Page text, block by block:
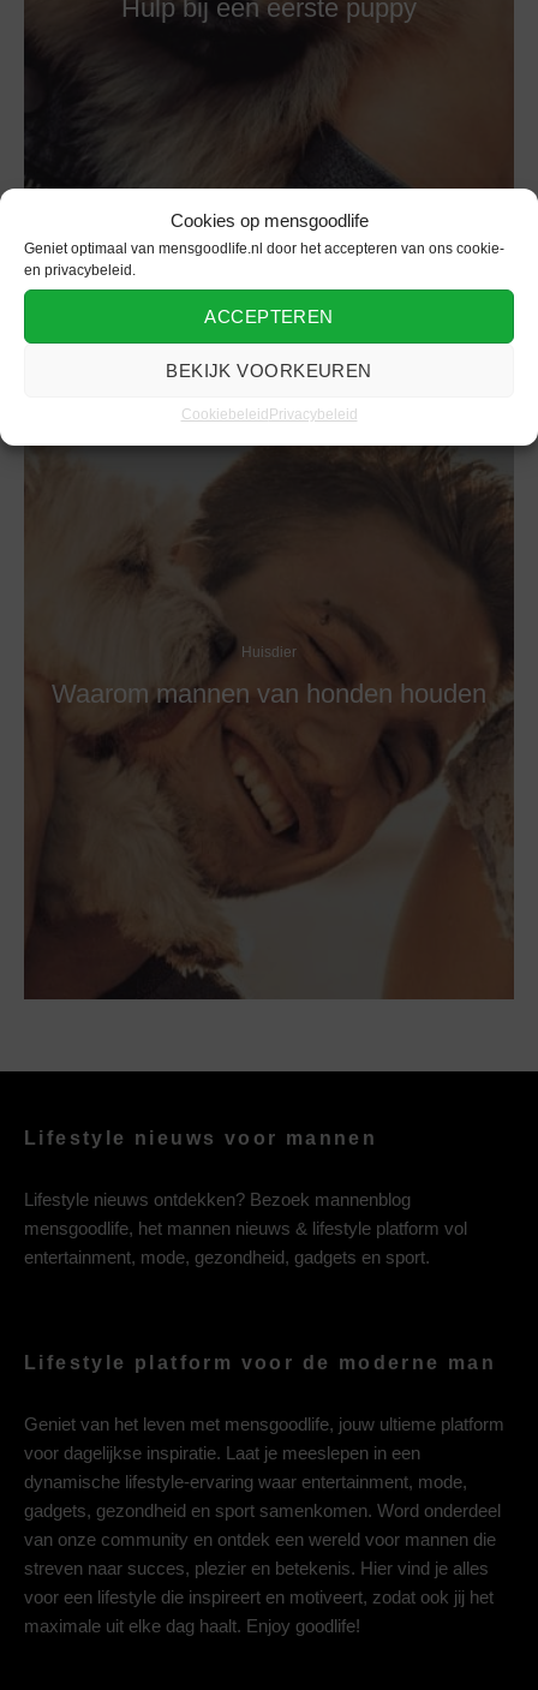
Cookies op mensgoodlife
Geniet optimaal van mensgoodlife.nl door het accepteren van ons cookie-
en privacybeleid.
ACCEPTEREN
BEKIJK VOORKEUREN
Cookiebeleid Privacybeleid
Hulp bij een eerste puppy
Huisdier
Waarom mannen van honden houden
Lifestyle nieuws voor mannen
Lifestyle nieuws ontdekken? Bezoek mannenblog
mensgoodlife, het mannen nieuws & lifestyle platform vol
entertainment, mode, gezondheid, gadgets en sport.
Lifestyle platform voor de moderne man
Geniet van het leven met mensgoodlife, jouw ultieme platform
voor dagelijkse inspiratie. Laat je meeslepen in een
dynamische lifestyle-ervaring waar entertainment, mode,
gadgets, gezondheid en sport samenkomen. Word onderdeel
van onze community en ontdek een wereld voor mannen die
streven naar succes, plezier en betekenis. Hier vind je alles
voor een lifestyle die inspireert en motiveert, zodat ook jij het
maximale uit elke dag haalt. Enjoy goodlife!